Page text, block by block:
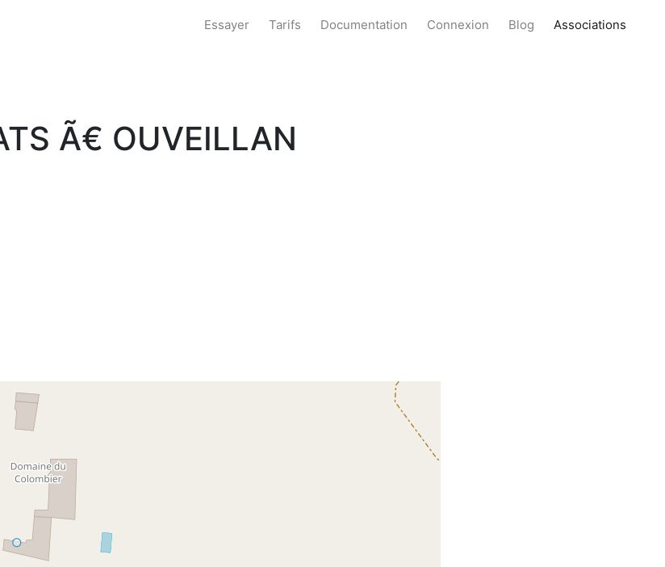
Essayer Tarifs Documentation Connexion Blog Associations
Ã€ OUVEILLAN